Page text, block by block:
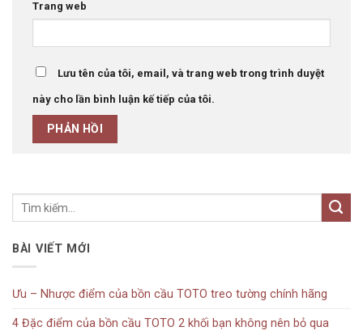
Trang web
Lưu tên của tôi, email, và trang web trong trình duyệt
này cho lần bình luận kế tiếp của tôi.
BÀI VIẾT MỚI
Ưu – Nhược điểm của bồn cầu TOTO treo tường chính hãng
4 Đặc điểm của bồn cầu TOTO 2 khối bạn không nên bỏ qua